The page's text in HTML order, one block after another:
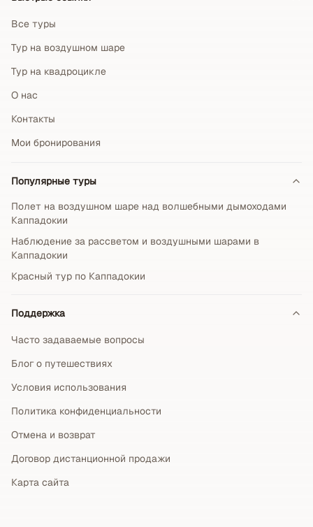
Все туры
Тур на воздушном шаре
Тур на квадроцикле
О нас
Контакты
Мои бронирования
Популярные туры
Полет на воздушном шаре над волшебными дымоходами
Каппадокии
Наблюдение за рассветом и воздушными шарами в
Каппадокии
Красный тур по Каппадокии
Поддержка
Часто задаваемые вопросы
Блог о путешествиях
Условия использования
Политика конфиденциальности
Отмена и возврат
Договор дистанционной продажи
Карта сайта